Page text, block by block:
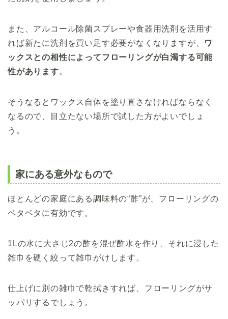
また、アルコール除菌スプレーや食器用洗剤を活用す
れば新たに洗剤を買い足す必要がなくなりますが、 ワ
ックスとの相性によってフローリングが白濁する可能
性があります。
そうなるとワックス自体を塗り直さなければならなく
なるので、目立たない場所で試した方がよいでしょ
う。
家にある意外なもので
ほとんどの家庭にある調味料の“酢”が、フローリングの
ベタベタに有効です。
1Lの水に大さじ2の酢を混ぜ酢水を作り、それに浸した
雑巾を硬く絞って雑巾がけします。
仕上げに別の雑巾で乾拭きすれば、フローリングがサ
ッパリするでしょう。